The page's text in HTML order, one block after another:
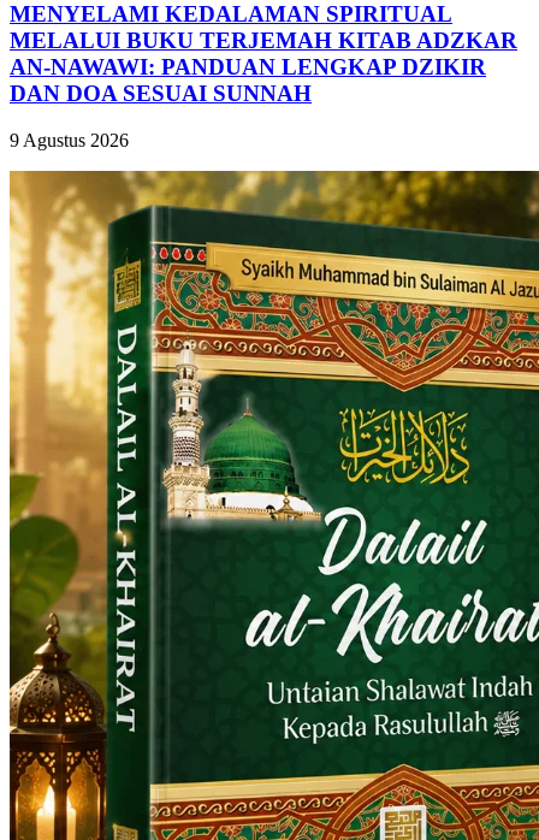
MENYELAMI KEDALAMAN SPIRITUAL
MELALUI BUKU TERJEMAH KITAB ADZKAR
AN-NAWAWI: PANDUAN LENGKAP DZIKIR
DAN DOA SESUAI SUNNAH
9 Agustus 2026